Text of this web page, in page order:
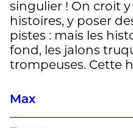
singulier ! On croit
histoires, y poser
pistes : mais les
fond, les jalons
trompeuses. Cette
Max